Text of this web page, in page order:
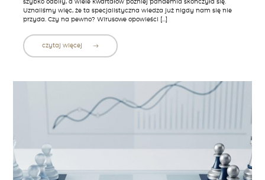
szybko odbiły, a wiele kwartałów później pandemia skończyła się.
Uznaliśmy więc, że ta specjalistyczna wiedza już nigdy nam się nie
przyda. Czy na pewno? Wirusowe opowieści […]
czytaj więcej